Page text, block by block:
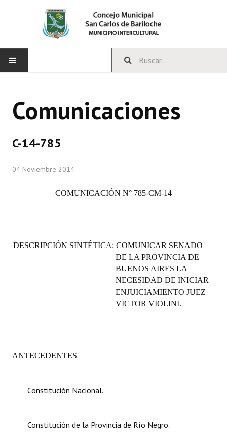
CONCEJO
Comisiones Especiales
Organigrama
Comunicaciones
C-14-785
04 Noviembre 2014
COMUNICACIÓN N° 785-CM-14
DESCRIPCIÓN SINTÉTICA: COMUNICAR SENADO
DE LA PROVINCIA DE
BUENOS AIRES LA
NECESIDAD DE INICIAR
ENJUICIAMIENTO JUEZ
VICTOR VIOLINI.
ANTECEDENTES
Constitución Nacional.
Constitución de la Provincia de Río Negro.